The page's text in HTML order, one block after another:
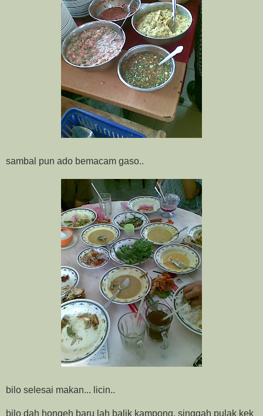
sambal pun ado bemacam gaso..
bilo selesai makan... licin..
bilo dah hongeh baru lah balik kampong, singgah pulak kek